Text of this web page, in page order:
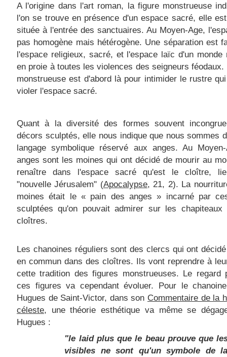
A l'origine dans l'art roman, la figure monstrueuse
l'on se trouve en présence d'un espace sacré, elle
située à l'entrée des sanctuaires. Au Moyen-Age,
pas homogène mais hétérogène. Une séparation est
l'espace religieux, sacré, et l'espace laïc d'un monde
en proie à toutes les violences des seigneurs féodaux.
monstrueuse est d'abord là pour intimider le rustre
violer l'espace sacré.
Quant à la diversité des formes souvent
décors sculptés, elle nous indique que nous sommes
langage symbolique réservé aux anges. Au
anges sont les moines qui ont décidé de mourir au
renaître dans l'espace sacré qu'est le cloître,
"nouvelle Jérusalem" (Apocalypse, 21, 2). La
moines était le « pain des anges » incarné par
sculptées qu'on pouvait admirer sur les chapiteaux
cloîtres.
Les chanoines réguliers sont des clercs qui ont
en commun dans des cloîtres. Ils vont reprendre à
cette tradition des figures monstrueuses. Le regard
ces figures va cependant évoluer. Pour le
Hugues de Saint-Victor, dans son Commentaire de la
céleste, une théorie esthétique va même se
Hugues :
"le laid plus que le beau prouve que
visibles ne sont qu'un symbole de